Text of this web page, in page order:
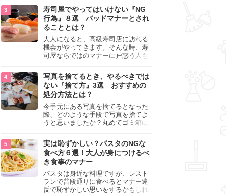
けても大丈夫」というサインが関係
しています。よく選ばれる人の特徴
や、英語が苦手でも焦らない対処
法、自分を守るための注意点を詳し
く解説します。
寿司屋でやってはいけない『NG
行為』８選 バッドマナーとされ
ることとは？
大人になると、高級寿司店に訪れる
機会がやってきます。そんな時、寿
司屋ならではのマナーに戸惑う人も
らためて寿司屋でやってはいけない
『NG行為』をチェックしましょう。
写真を捨てるとき、やるべきでは
ない『捨て方』3選 おすすめの
処分方法とは？
今手元にある写真を捨てるとなった
際、どのような手段で写真を捨てよ
うと思いましたか？丸めてゴミ箱に
真は個人情報が詰まっているので、
ただ丸めただけの状態で捨ててしま
うのは危険です。写真にすべきでは
ない捨て方をまとめているので、ぜ
ひチェックしておきましょう。
実は恥ずかしい？パスタのNGな
食べ方６選！大人が身につけるべ
き食事のマナー
パスタは身近な料理ですが、レスト
ランで普段通りに食べるとマナー違
反で恥ずかしい思いをするかもしれ